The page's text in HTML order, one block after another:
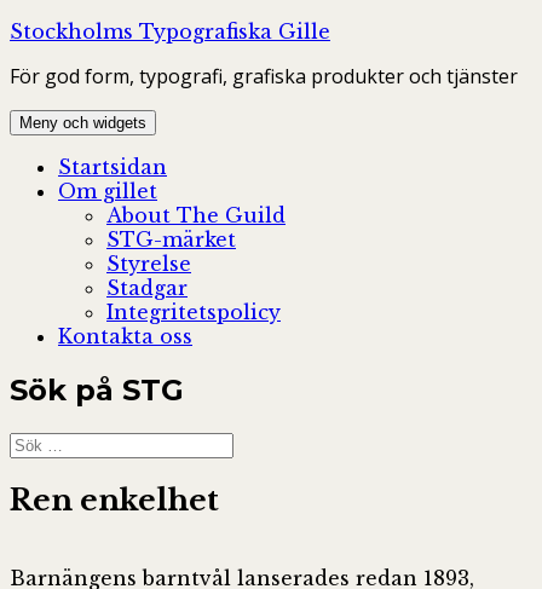
Hoppa
innehåll
Stockholms Typografiska Gille
För god form, typografi, grafiska produkter och tjänster
Meny och widgets
Startsidan
Om gillet
About The Guild
STG-märket
Styrelse
Stadgar
Integritetspolicy
Kontakta oss
Sök på STG
Sök
efter:
Ren enkelhet
Barnängens barntvål lanserades redan 1893,